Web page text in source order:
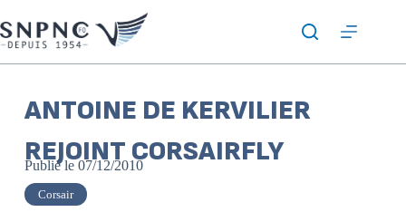
ANTOINE DE KERVILIER
REJOINT CORSAIRFLY
Publié le 07/12/2010
Corsair